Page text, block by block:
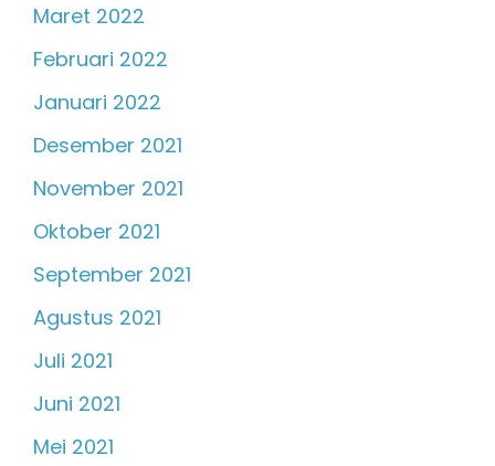
Maret 2022
Februari 2022
Januari 2022
Desember 2021
November 2021
Oktober 2021
September 2021
Agustus 2021
Juli 2021
Juni 2021
Mei 2021